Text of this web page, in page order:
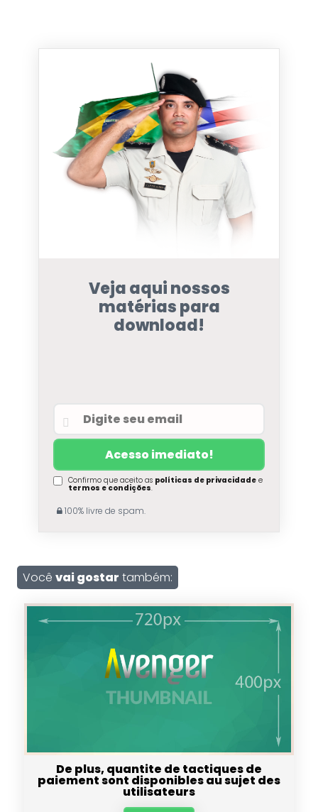
Veja aqui nossos
matérias para
download!
Confirmo que aceito as políticas de privacidadee
termos e condições.
100% livre de spam.
Você vai gostar também:
De plus, quantite de tactiques de
paiement sont disponibles au sujet des
utilisateurs